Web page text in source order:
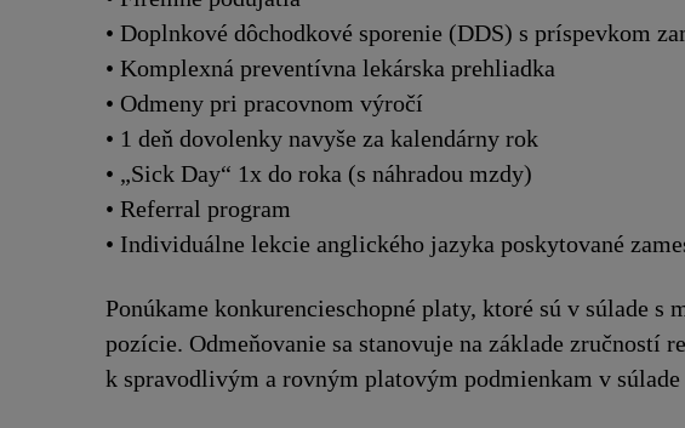
• Doplnkové dôchodkové sporenie (DDS) s príspevkom
• Komplexná preventívna lekárska prehliadka
• Odmeny pri pracovnom výročí
• 1 deň dovolenky navyše za kalendárny rok
• „Sick Day“ 1x do roka (s náhradou mzdy)
• Referral program
• Individuálne lekcie anglického jazyka poskytované
Ponúkame konkurencieschopné platy, ktoré sú v súlade
pozície. Odmeňovanie sa stanovuje na základe zručností
k spravodlivým a rovným platovým podmienkam v